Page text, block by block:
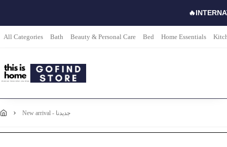
All Categories Bath Beauty & Personal Care Bed Home Essentials
new arrival - جديدنا